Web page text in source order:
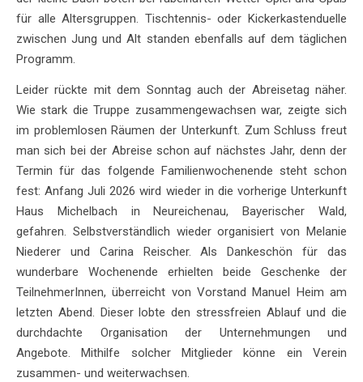
für alle Altersgruppen. Tischtennis- oder Kickerkastenduelle
zwischen Jung und Alt standen ebenfalls auf dem täglichen
Programm.
Leider rückte mit dem Sonntag auch der Abreisetag näher.
Wie stark die Truppe zusammengewachsen war, zeigte sich
im problemlosen Räumen der Unterkunft. Zum Schluss freut
man sich bei der Abreise schon auf nächstes Jahr, denn der
Termin für das folgende Familienwochenende steht schon
fest: Anfang Juli 2026 wird wieder in die vorherige Unterkunft
Haus Michelbach in Neureichenau, Bayerischer Wald,
gefahren. Selbstverständlich wieder organisiert von Melanie
Niederer und Carina Reischer. Als Dankeschön für das
wunderbare Wochenende erhielten beide Geschenke der
TeilnehmerInnen, überreicht von Vorstand Manuel Heim am
letzten Abend. Dieser lobte den stressfreien Ablauf und die
durchdachte Organisation der Unternehmungen und
Angebote. Mithilfe solcher Mitglieder könne ein Verein
zusammen- und weiterwachsen.